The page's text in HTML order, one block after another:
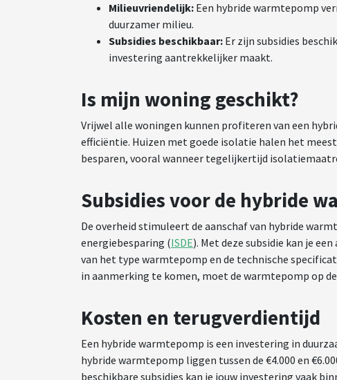
Milieuvriendelijk: Een hybride warmtepomp
duurzamer milieu.
Subsidies beschikbaar: Er zijn subsidies
investering aantrekkelijker maakt.
Is mijn woning geschikt?
Vrijwel alle woningen kunnen profiteren van een
efficiëntie. Huizen met goede isolatie halen het
besparen, vooral wanneer tegelijkertijd
Subsidies voor de hybride
De overheid stimuleert de aanschaf van hybride
energiebesparing (ISDE). Met deze subsidie kan je
van het type warmtepomp en de technische
in aanmerking te komen, moet de warmtepomp op
Kosten en terugverdientijd
Een hybride warmtepomp is een investering in
hybride warmtepomp liggen tussen de €4.000 en
beschikbare subsidies kan je jouw investering vaak